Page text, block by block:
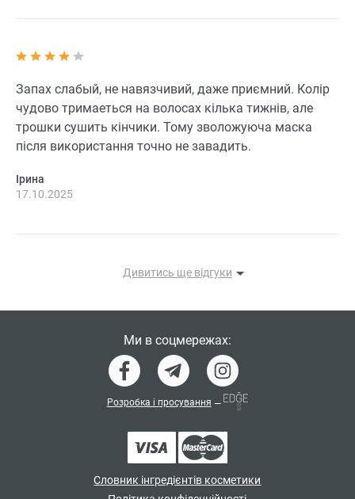
Запах слабый, не навязчивий, даже приємний. Колір
чудово тримаеться на волосах кілька тижнів, але
трошки сушить кінчики. Тому зволожуюча маска
після використання точно не завадить.
Ірина
17.10.2025
Дивитись ще відгуки
Словник інгредієнтів косметики
Ми в соцмережах:
Розробка і просування —